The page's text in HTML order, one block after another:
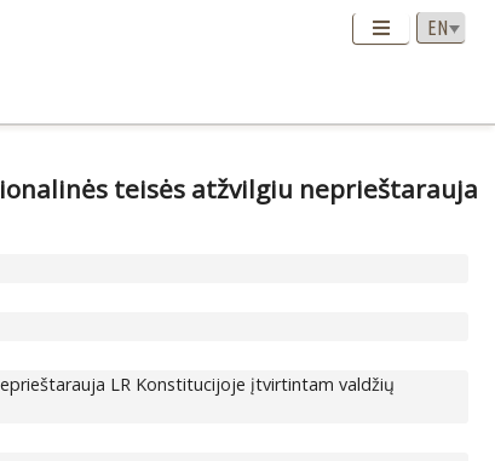
teisės atžvilgiu neprieštarauja
LR Konstitucijoje įtvirtintam valdžių